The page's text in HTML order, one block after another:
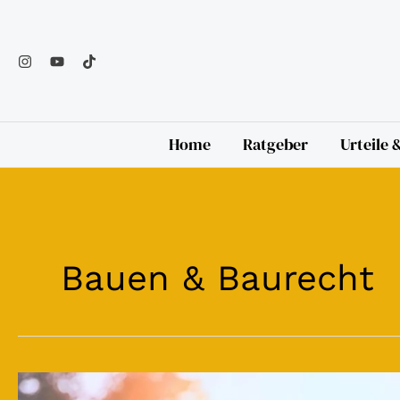
springen
Home Ratgeber Urteile
Bauen & Baurecht
Wenn